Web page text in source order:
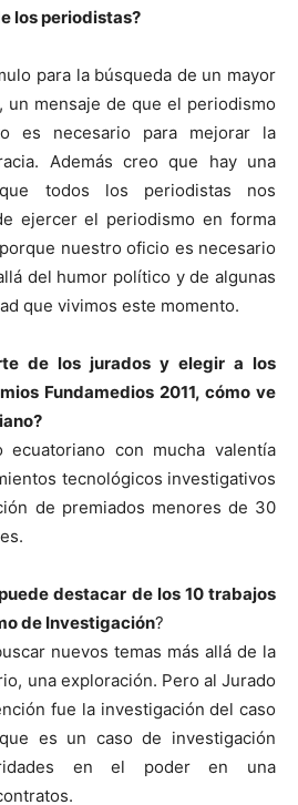
los periodistas?
para la búsqueda de un mayor
un mensaje de que el periodismo
es necesario para mejorar la
Además creo que hay una
todos los periodistas nos
ejercer el periodismo en forma
nuestro oficio es necesario
del humor político y de algunas
que vivimos este momento.
de los jurados y elegir a los
Fundamedios 2011, cómo ve
con mucha valentía
tecnológicos investigativos
de premiados menores de 30
destacar de los 10 trabajos
de Investigación?
nuevos temas más allá de la
una exploración. Pero al Jurado
fue la investigación del caso
es un caso de investigación
en el poder en una